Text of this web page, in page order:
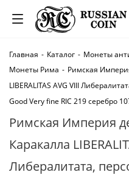
Главная - Каталог - Монеты
Монеты Рима - Римская
LIBERALITAS AVG VIII
Good Very fine RIC 219 серебро
Римская Империя
Каракалла
Либералитата,